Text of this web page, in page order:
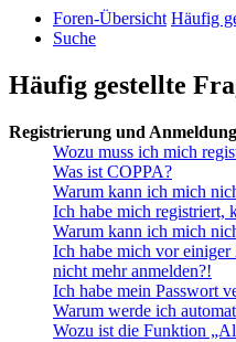
Foren-Übersicht Häufig
Suche
Häufig gestellte
Registrierung und Anmeldung
Wozu muss ich mich
Was ist COPPA?
Warum kann ich mich
Ich habe mich registriert,
Warum kann ich mich
Ich habe mich vor
nicht mehr anmelden?!
Ich habe mein Passwort
Warum werde ich
Wozu ist die Funktion